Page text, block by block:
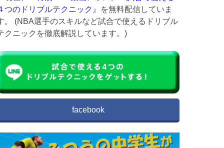
つのドリブルテクニック』
を無料配信していま
。 (NBA選手のスキルなど試合で使えるドリブル
クニックを徹底解説しています。)
facebook